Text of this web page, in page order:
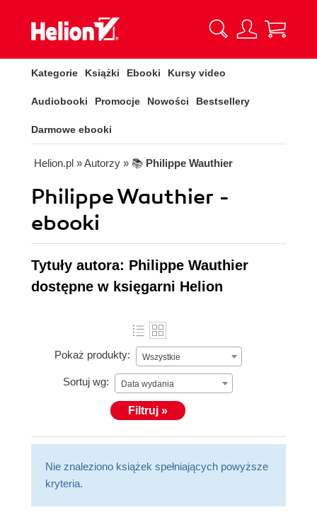
Kategorie Książki Ebooki Kursy video
Audiobooki Promocje Nowości Bestsellery
Darmowe ebooki
Helion.pl » Autorzy » 📚 Philippe Wauthier
Philippe Wauthier -
ebooki
Tytuły autora: Philippe Wauthier
dostępne w księgarni Helion
Pokaż produkty: Wszystkie
Sortuj wg: Data wydania
Filtruj »
Nie znaleziono książek spełniających powyższe
kryteria.